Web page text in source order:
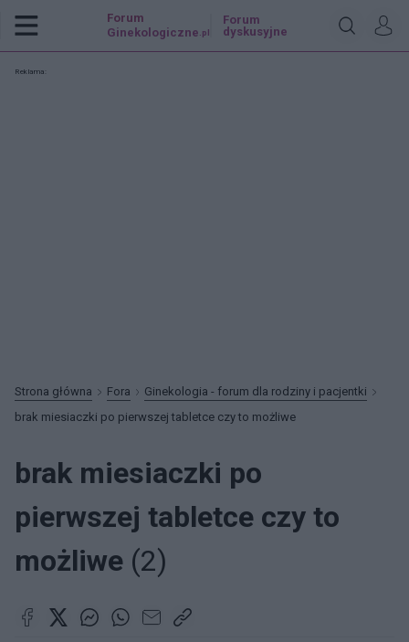
Forum
Ginekologiczne .pl
Forum
dyskusyjne
Reklama:
Strona główna Fora
Ginekologia - forum dla rodziny i pacjentki
brak miesiaczki po pierwszej tabletce czy to możliwe
brak miesiaczki po
pierwszej tabletce czy to
możliwe (2)